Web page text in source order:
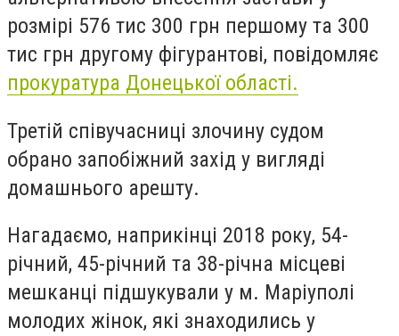
розмірі 576 тис 300 грн першому та 300
тис грн другому фігурантові, повідомляє
прокуратура Донецької області.
Третій співучасниці злочину судом
обрано запобіжний захід у вигляді
домашнього арешту.
Нагадаємо, наприкінці 2018 року, 54-
річний, 45-річний та 38-річна місцеві
мешканці підшукували у м. Маріуполі
молодих жінок, які знаходились у